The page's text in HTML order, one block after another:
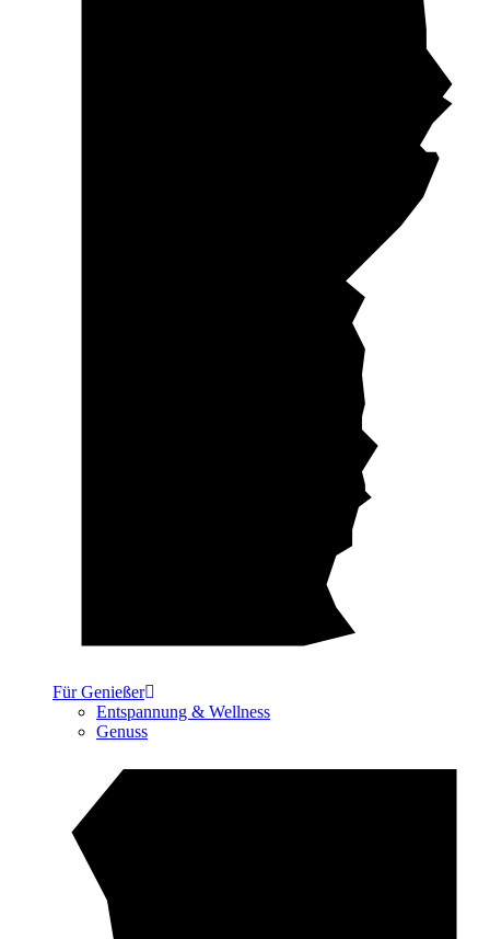
Für Genießer
Entspannung & Wellness
Genuss